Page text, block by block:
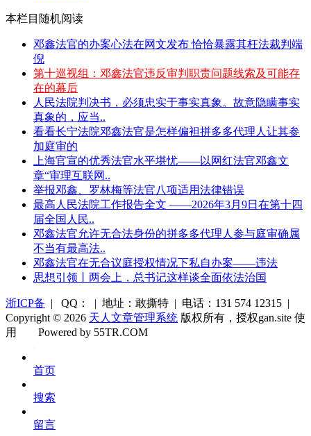
本栏目随机阅读
邓鑫法官的办案心法在网文发布 恰恰暴露其枉法裁判端
倪
第十巡视组：邓鑫法官违反审判职责问题线索及可能存
在的幕后
人民法院判决书，必须忠实于事实真象。故意隐瞒事实
真象的，应当..
看看长宁法院邓鑫法官是怎样偏袒拼多多代理人让其参
加庭审的
上海官宣的优秀法官水平堪忧——以网红法官邓鑫文
章“审理互联网..
举报邓鑫、罗林梅等法官八项适用法律错误
最高人民法院工作报告全文 ——2026年3月9日在第十四
届全国人民..
邓鑫法官允许无合法身份的拼多多代理人参与庭审确属
不当有最高法..
邓鑫法官在无合议庭授权情况下私自办案——违法
思想引领丨两会上，总书记这样谈全面依法治国
浙ICP备 | QQ： | 地址：敢撕特 | 电话：131 574 12315 |
Copyright © 2026 天人文章管理系统 版权所有，授权gan.site 使
用
库
Powered by 55TR.COM
首页
搜索
留言